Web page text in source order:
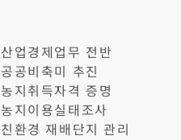
산업경제업무 전반
공공비축미 추진
농지취득자격 증명
농지이용실태조사
친환경 재배단지 관리